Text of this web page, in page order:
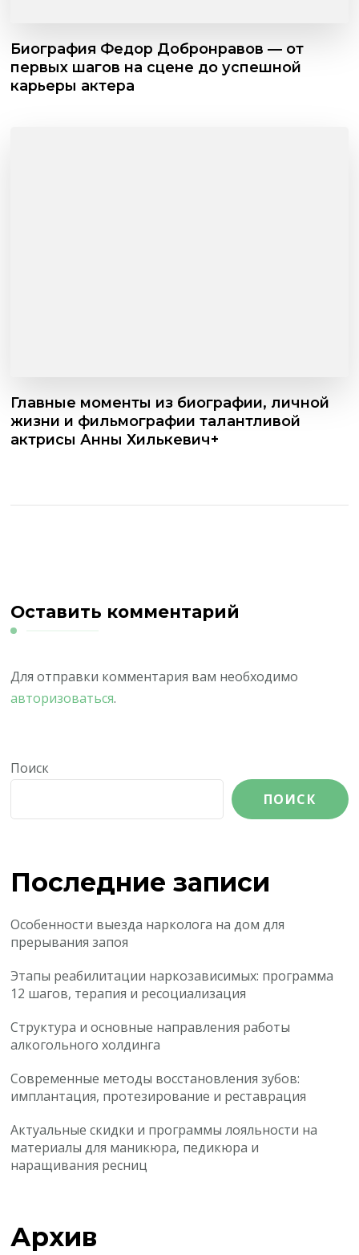
Биография Федор Добронравов — от
первых шагов на сцене до успешной
карьеры актера
Главные моменты из биографии, личной
жизни и фильмографии талантливой
актрисы Анны Хилькевич+
Оставить комментарий
Для отправки комментария вам необходимо
авторизоваться.
Поиск
ПОИСК
Последние записи
Особенности выезда нарколога на дом для
прерывания запоя
Этапы реабилитации наркозависимых: программа
12 шагов, терапия и ресоциализация
Структура и основные направления работы
алкогольного холдинга
Современные методы восстановления зубов:
имплантация, протезирование и реставрация
Актуальные скидки и программы лояльности на
материалы для маникюра, педикюра и
наращивания ресниц
Архив